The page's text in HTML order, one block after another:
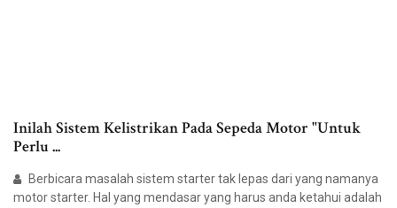
Inilah Sistem Kelistrikan Pada Sepeda Motor "Untuk
Perlu ...
Berbicara masalah sistem starter tak lepas dari yang namanya
motor starter. Hal yang mendasar yang harus anda ketahui adalah